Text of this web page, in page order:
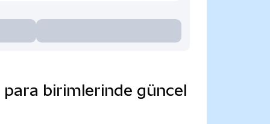
para birimlerinde güncel